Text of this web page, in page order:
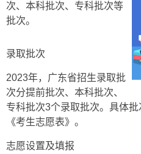
次、本科批次、专科批次等
批次。
录取批次
2023年，广东省招生录取批
次分提前批次、本科批次、
专科批次3个录取批次。具体
《考生志愿表》。
志愿设置及填报